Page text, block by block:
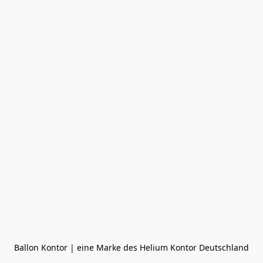
Ballon Kontor | eine Marke des Helium Kontor Deutschland